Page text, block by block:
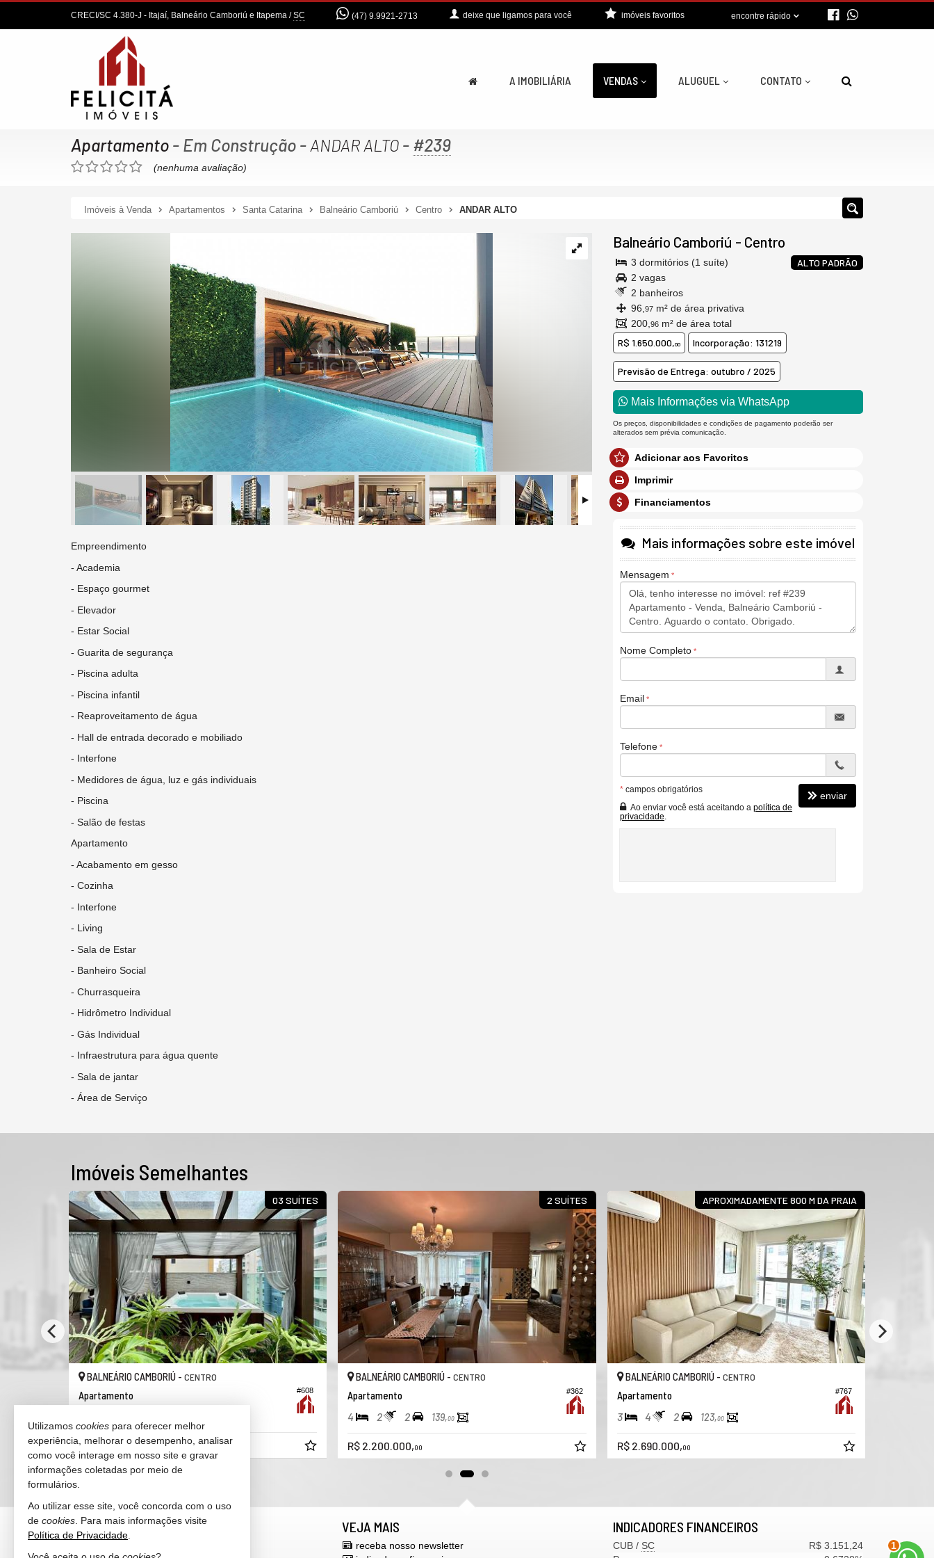
CRECI/SC 4.380-J - Itajaí, Balneário Camboriú e Itapema /SC (47) 9.9921-2713 deixe que ligamos para você encontre rápido
imóveis favoritos
A IMOBILIÁRIA VENDAS ALUGUEL CONTATO
Apartamento - Em Construção - ANDAR ALTO - #239
(nenhuma avaliação)
Imóveis à Venda Apartamentos Santa Catarina Balneário Camboriú Centro ANDAR ALTO
Empreendimento
- Academia
- Espaço gourmet
- Elevador
- Estar Social
- Guarita de segurança
- Piscina adulta
- Piscina infantil
- Reaproveitamento de água
- Hall de entrada decorado e mobiliado
- Interfone
- Medidores de água, luz e gás individuais
- Piscina
- Salão de festas
Apartamento
- Acabamento em gesso
- Cozinha
- Interfone
- Living
- Sala de Estar
- Banheiro Social
- Churrasqueira
- Hidrômetro Individual
- Gás Individual
- Infraestrutura para água quente
- Sala de jantar
- Área de Serviço
Balneário Camboriú - Centro
ALTO PADRÃO
3 dormitórios (1 suíte)
2 vagas
2 banheiros
96, 97 m² de área privativa
200, 96 m² de área total
R$ 1.650.000,00 Incorporação: 131219
Previsão de Entrega: outubro / 2025
Mais Informações via WhatsApp
Os preços, disponibilidades e condições de pagamento poderão ser
alterados sem prévia comunicação.
Adicionar aos Favoritos
Imprimir
Financiamentos
Mais informações sobre este imóvel
Mensagem
Nome Completo
Email
Telefone
* campos obrigatórios
Ao enviar você está aceitando a política de
privacidade.
enviar
Imóveis Semelhantes
03 SUÍTES
#608
BALNEÁRIO CAMBORIÚ - CENTRO
Apartamento
R$ 2.550.000,00
2 SUÍTES
#362
BALNEÁRIO CAMBORIÚ -CENTRO
Apartamento
4 2 2 139,00
R$ 2.200.000,00
APROXIMADAMENTE 800 M DA PRAIA
#767
BALNEÁRIO CAMBORIÚ - CENTRO
Apartamento
3 4 2 123,00
R$ 2.690.000,00
FELICITÁ IMÓVEIS VEJA MAIS
receba nosso newsletter
INDICADORES FINANCEIROS
CUB / SC
R$ 3.151,24
2
Utilizamos cookies para oferecer melhor
experiência, melhorar o desempenho, analisar
como você interage em nosso site e gravar
informações coletadas por meio de
formulários.
Ao utilizar esse site, você concorda com o uso
de cookies . Para mais informações visite
Política de Privacidade